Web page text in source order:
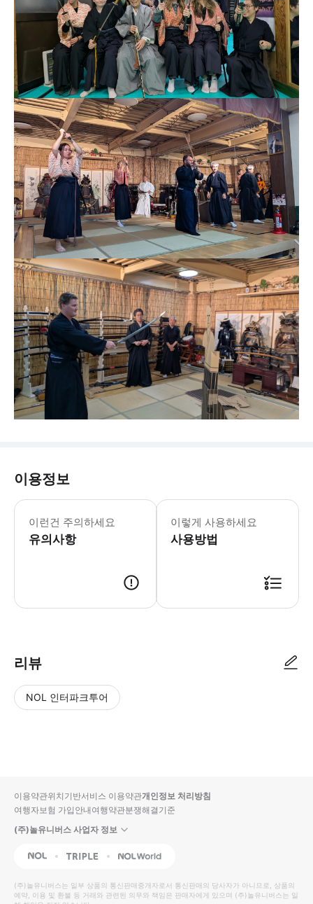
이용정보
이런건 주의하세요
유의사항
이렇게 사용하세요
사용방법
리뷰
NOL 인터파크투어
입니
다.
높
은
동
영
순
상
이용약관위치기반서비스 이용약관개인정보 처리방침
여행자보험 가입안내여행약관분쟁해결기준
(주)놀유니버스 사업자 정보
NOL Triple Interpark Global
(주)놀유니버스는 일부 상품의 통신판매중개자로서 통신판매의 당사자가 아니므로, 상품의
예약, 이용 및 환불 등 거래와 관련된 의무와 책임은 판매자에게 있으며 (주)놀유니버스는 일